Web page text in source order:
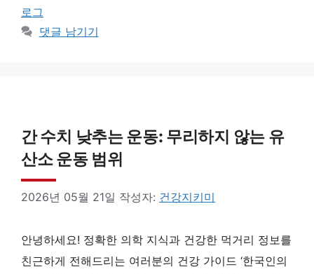
로그
댓글 남기기
간 수치 낮추는 운동: 무리하지 않는 유
산소 운동 범위
2026년 05월 21일 작성자: 건강지키미
안녕하세요! 정확한 의학 지식과 건강한 먹거리 정보를
친근하게 전해드리는 여러분의 건강 가이드 ‘한국인의